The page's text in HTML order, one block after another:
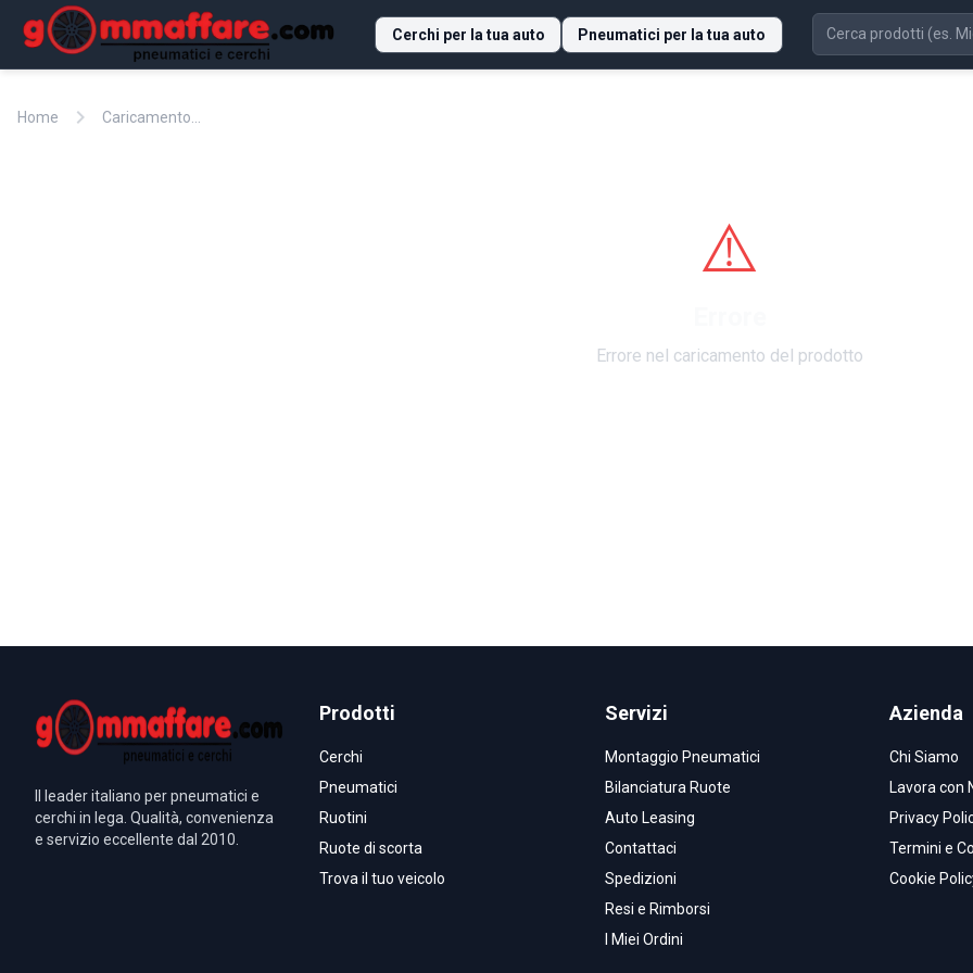
Cerchi per la tua auto Pneumatici per la tua auto
Home chevron_right Caricamento...
⚠️
Errore nel caricamento del prodotto
Il leader italiano per pneumatici e
cerchi in lega. Qualità, convenienza
e servizio eccellente dal 2010.
Prodotti
Cerchi
Pneumatici
Ruotini
Ruote di scorta
Trova il tuo veicolo
Servizi
Montaggio Pneumatici
Bilanciatura Ruote
Auto Leasing
Contattaci
Spedizioni
Resi e Rimborsi
I Miei Ordini
Azienda
Chi Siamo
Lavora con
Privacy
Termini e
Cookie